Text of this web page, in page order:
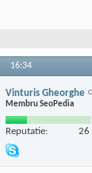
16:34
Vinturis Gheorghe
Membru SeoPedia
Reputatie: 26